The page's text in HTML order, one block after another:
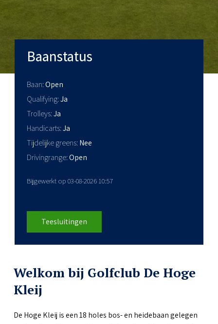
Baanstatus
Baan Open
Qualifying Ja
Trolleys Ja
Handicarts Ja
Tijdelijke greens Nee
Drivingrange Open
Bijgewerkt op 03-08-2026 10:57
Teesluitingen
Welkom bij Golfclub De Hoge
Kleij
De Hoge Kleij is een 18 holes bos- en heidebaan gelegen